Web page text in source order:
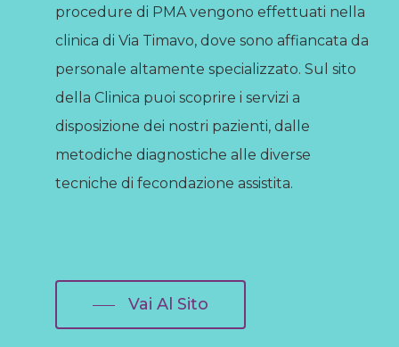
procedure di PMA vengono effettuati nella
clinica di Via Timavo, dove sono affiancata da
personale altamente specializzato. Sul sito
della Clinica puoi scoprire i servizi a
disposizione dei nostri pazienti, dalle
metodiche diagnostiche alle diverse
tecniche di fecondazione assistita.
Vai Al Sito